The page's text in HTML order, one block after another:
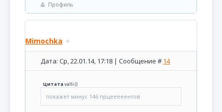
Профиль
Mimochka
Дата: Ср, 22.01.14, 17:18 | Сообщение # 14
Цитатаvalli ()
покажет минус 146 прцееееентов